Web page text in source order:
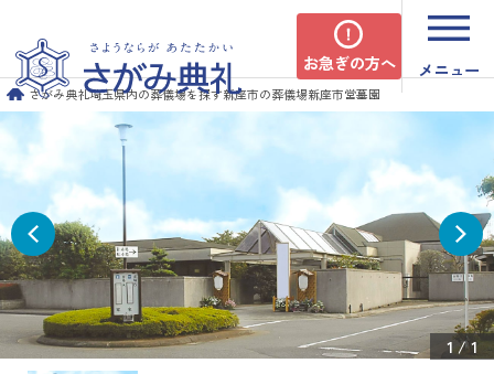
お急ぎの方へ メニュー
さがみ典礼埼玉県内の葬儀場を探す新座市の葬儀場新座市営墓園
1 /1